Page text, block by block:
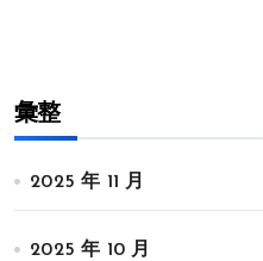
彙整
2025 年 11 月
2025 年 10 月